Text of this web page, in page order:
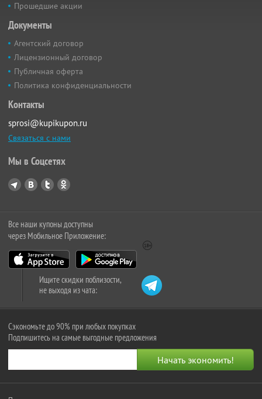
Прошедшие акции
Документы
Агентский договор
Лицензионный договор
Публичная оферта
Политика конфиденциальности
Контакты
sprosi@kupikupon.ru
Связаться с нами
Мы в Соцсетях
Все наши купоны доступны
через Мобильное Приложение:
Ищите скидки поблизости,
не выходя из чата:
Сэкономьте до 90% при любых покупках
Подпишитесь на самые выгодные предложения